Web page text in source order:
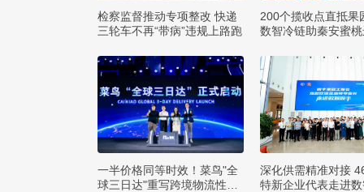
检察监督推动专项整改 快递
三轮车不再“带病”违规上路跑
200个揽收点直抵果
数智冷链助秦安蜜
一半价格同等时效！菜鸟"全
球三日达"重写跨境物流性价
深化供需精准对接
特新企业代表走进